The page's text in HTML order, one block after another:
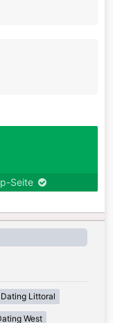
Seite
Dating Littoral
West